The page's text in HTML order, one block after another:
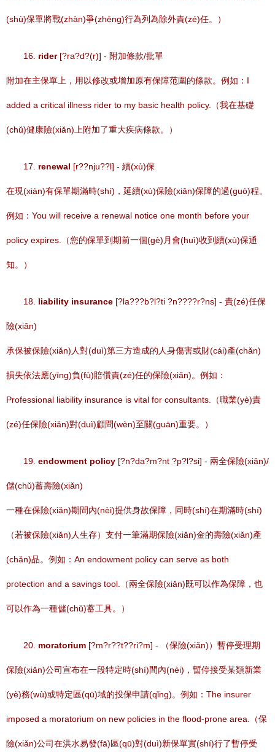
(shù)保單將戰(zhàn)爭(zhēng)行為列為除外責(zé)任。）
16. rider[?ra?d?(r)] - 附加條款/批單
附加在主保單上，用以修改或增加原有保障范圍的條款。例如：I
added a critical illness rider to my basic health policy.（我在基礎
(chǔ)健康險(xiǎn)上附加了重大疾病條款。）
17. renewal [r??nju??l] - 續(xù)保
在現(xiàn)有保單期滿時(shí)，延續(xù)保險(xiǎn)保障的過(guò)程。
例如：You will receive a renewal notice one month before your
policy expires.（您的保單到期前一個(gè)月會(huì)收到續(xù)保通
知。）
18. liability insurance [?la???b?l?ti ?n????r?ns] - 責(zé)任保
險(xiǎn)
承保被保險(xiǎn)人對(duì)第三方造成的人身傷害或財(cái)產(chǎn)
損失依法應(yīng)負(fù)賠償責(zé)任的保險(xiǎn)。例如：
Professional liability insurance is vital for consultants.（職業(yè)責
(zé)任保險(xiǎn)對(duì)顧問(wèn)至關(guān)重要。）
19. endowment policy [?n?da?m?nt ?p?l?si] - 兩全保險(xiǎn)/
儲(chǔ)蓄壽險(xiǎn)
一種在保險(xiǎn)期間內(nèi)提供身故保障，同時(shí)在期滿時(shí)
（若被保險(xiǎn)人生存）支付一筆滿期保險(xiǎn)金的壽險(xiǎn)產
(chǎn)品。例如：An endowment policy can serve as both
protection and a savings tool.（兩全保險(xiǎn)既可以作為保障，也
可以作為一種儲(chǔ)蓄工具。）
20. moratorium [?m?r??t??ri?m] - （保險(xiǎn)）暫停受理期
保險(xiǎn)公司宣布在一段特定時(shí)間內(nèi)，暫停接受某類新業
(yè)務(wù)或特定區(qū)域的投保申請(qǐng)。例如：The insurer
imposed a moratorium on new policies in the flood-prone area.（保
險(xiǎn)公司在洪水易發(fā)區(qū)對(duì)新保單實(shí)行了暫停受